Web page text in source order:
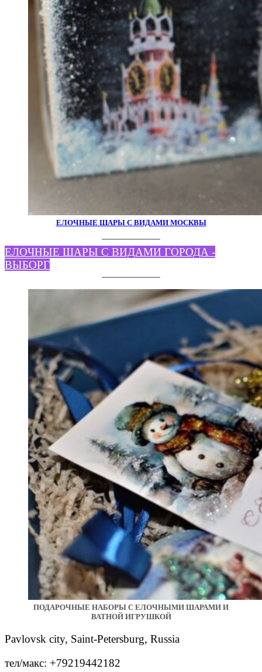
ЕЛОЧНЫЕ ШАРЫ С ВИДАМИ МОСКВЫ
ЕЛОЧНЫЕ ШАРЫ С ВИДАМИ ГОРОДА -
ВЫБОРГ
ПОДАРОЧНЫЕ НАБОРЫ С ЕЛОЧНЫМИ ШАРАМИ И
ВАТНОЙ ИГРУШКОЙ
Pavlovsk city, Saint-Petersburg, Russia
тел/макс: +79219442182